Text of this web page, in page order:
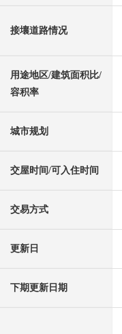
接壤道路情况
用途地区/建筑面积比/
容积率
城市规划
交屋时间/可入住时间
交易方式
更新日
下期更新日期